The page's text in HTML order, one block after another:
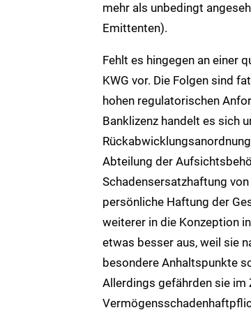
mehr als unbedingt
Emittenten).
Fehlt es hingegen an einer
KWG vor. Die Folgen sind
hohen regulatorischen
Banklizenz handelt es sich
Abteilung der
Schadensersatzhaftung
persönliche Haftung der
weiterer in die Konzeption
etwas besser aus, weil sie
besondere Anhaltspunkte
Allerdings gefährden sie